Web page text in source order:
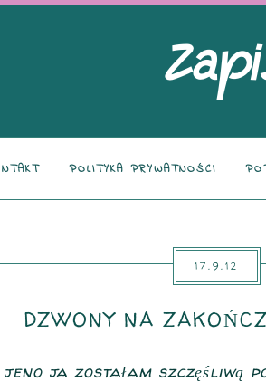
POLITYKA PRYWATNOŚCI
17.9.12
DZWONY NA
ja zostałam szczęśliwą